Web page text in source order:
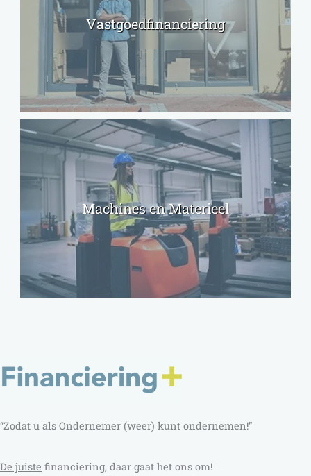
Vastgoedfinanciering
Machines en Materieel
“Zodat u als Ondernemer (weer) kunt ondernemen!”
De juiste financiering, daar gaat het ons om!